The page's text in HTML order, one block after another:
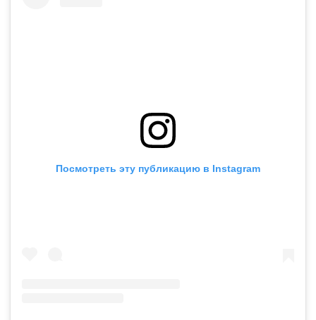
Посмотреть эту публикацию в Instagram